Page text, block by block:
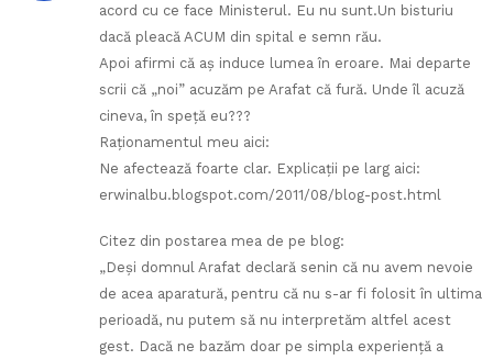
acord cu ce face Ministerul. Eu nu sunt.Un bisturiu
dacă pleacă ACUM din spital e semn rău.
Apoi afirmi că aş induce lumea în eroare. Mai departe
scrii că „noi” acuzăm pe Arafat că fură. Unde îl acuză
cineva, în speţă eu???
Raţionamentul meu aici:
Ne afectează foarte clar. Explicaţii pe larg aici:
erwinalbu.blogspot.com/2011/08/blog-post.html
Citez din postarea mea de pe blog:
„Deşi domnul Arafat declară senin că nu avem nevoie
de acea aparatură, pentru că nu s-ar fi folosit în ultima
perioadă, nu putem să nu interpretăm altfel acest
gest. Dacă ne bazăm doar pe simpla experienţă a